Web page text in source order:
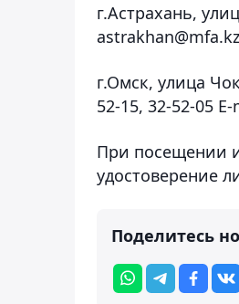
г.Астрахань,
г.Омск, улица
52-15, 32-52-05
При посещении
удостоверение
Поделитесь